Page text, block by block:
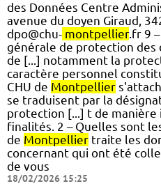
des Données Centre
avenue du doyen Giraud,
dpo@chu- montpellier.fr 9
générale de protection des
de [...] notamment la
caractère personnel
CHU de Montpellier
se traduisent par la
protection [...] t de manière
finalités. 2 – Quelles sont
de Montpellier traite les
concernant qui ont été
de vous
18/02/2026 15:25